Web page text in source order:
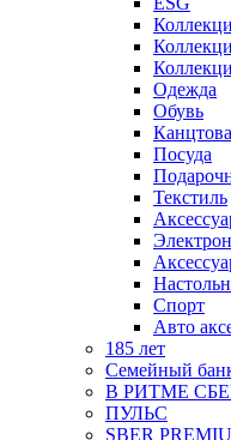
Одежда
Обувь
Посуда
Текстиль
Спорт
Авто
185 лет
Семейный
В РИТМЕ
ПУЛЬС
SBER